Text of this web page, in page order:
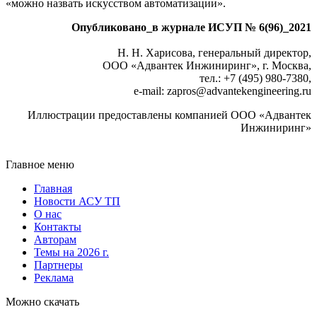
«можно назвать искусством автоматизации».
Опубликовано_в журнале ИСУП № 6(96)_2021
Н. Н. Харисова, генеральный директор,
ООО «Адвантек Инжиниринг», г. Москва,
тел.: +7 (495) 980-7380,
e-mail: zapros@advantekengineering.ru
Иллюстрации предоставлены компанией ООО «Адвантек
Инжиниринг»
Главное меню
Главная
Новости АСУ ТП
О нас
Контакты
Авторам
Темы на 2026 г.
Партнеры
Реклама
Можно скачать